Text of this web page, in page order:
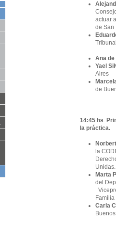
actuar
de San
Ana de
Yael
Aires
de
14:45 hs.
la práctica.
la
Unidas.
Marta
del
Familia
Carla